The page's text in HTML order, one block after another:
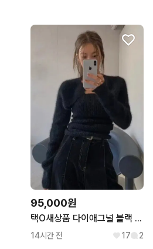
95,000원
택O새상품 다이애그널 블랙 레이어드 튜브탑 택달린 새상품 팝니다
14시간 전 17 2